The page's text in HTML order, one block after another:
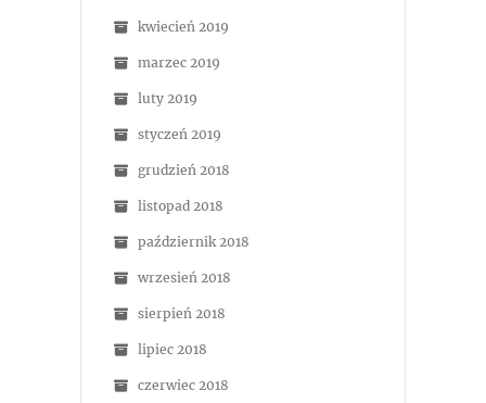
kwiecień 2019
marzec 2019
luty 2019
styczeń 2019
grudzień 2018
listopad 2018
październik 2018
wrzesień 2018
sierpień 2018
lipiec 2018
czerwiec 2018